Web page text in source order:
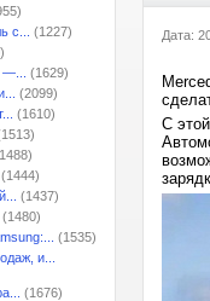
с...
(1227)
(1629)
(2099)
(1610)
(1444)
(1437)
(1480)
(1535)
и...
(1676)
Дата:
С